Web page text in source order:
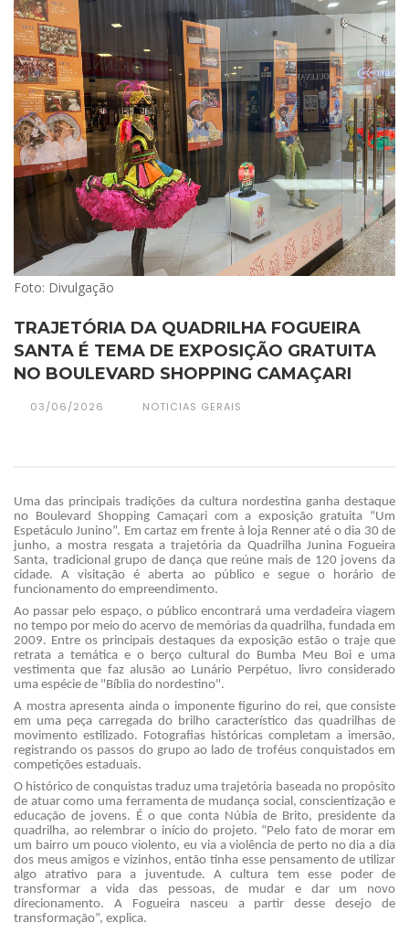
Foto: Divulgação
TRAJETÓRIA DA QUADRILHA FOGUEIRA
SANTA É TEMA DE EXPOSIÇÃO GRATUITA
NO BOULEVARD SHOPPING CAMAÇARI
03/06/2026 NOTICIAS GERAIS
Uma das principais tradições da cultura nordestina ganha destaque
no Boulevard Shopping Camaçari com a exposição gratuita “Um
Espetáculo Junino”. Em cartaz em frente à loja Renner até o dia 30 de
junho, a mostra resgata a trajetória da Quadrilha Junina Fogueira
Santa, tradicional grupo de dança que reúne mais de 120 jovens da
cidade. A visitação é aberta ao público e segue o horário de
funcionamento do empreendimento.
Ao passar pelo espaço, o público encontrará uma verdadeira viagem
no tempo por meio do acervo de memórias da quadrilha, fundada em
2009. Entre os principais destaques da exposição estão o traje que
retrata a temática e o berço cultural do Bumba Meu Boi e uma
vestimenta que faz alusão ao Lunário Perpétuo, livro considerado
uma espécie de "Bíblia do nordestino".
A mostra apresenta ainda o imponente figurino do rei, que consiste
em uma peça carregada do brilho característico das quadrilhas de
movimento estilizado. Fotografias históricas completam a imersão,
registrando os passos do grupo ao lado de troféus conquistados em
competições estaduais.
O histórico de conquistas traduz uma trajetória baseada no propósito
de atuar como uma ferramenta de mudança social, conscientização e
educação de jovens. É o que conta Núbia de Brito, presidente da
quadrilha, ao relembrar o início do projeto. “Pelo fato de morar em
um bairro um pouco violento, eu via a violência de perto no dia a dia
dos meus amigos e vizinhos, então tinha esse pensamento de utilizar
algo atrativo para a juventude. A cultura tem esse poder de
transformar a vida das pessoas, de mudar e dar um novo
direcionamento. A Fogueira nasceu a partir desse desejo de
transformação”, explica.